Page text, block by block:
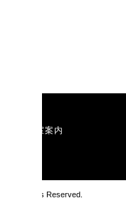
教室案内
All Rights Reserved.